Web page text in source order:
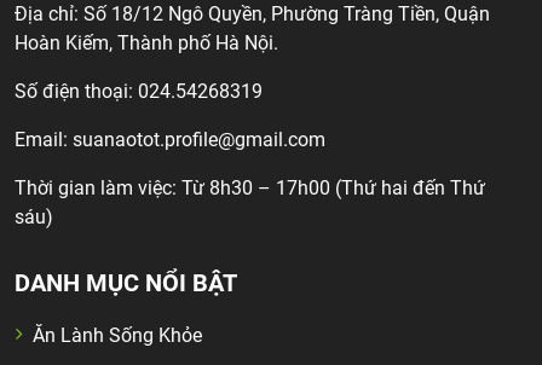
Địa chỉ: Số 18/12 Ngô Quyền, Phường Tràng Tiền, Quận
Hoàn Kiếm, Thành phố Hà Nội.
Số điện thoại: 024.54268319
Email: suanaotot.profile@gmail.com
Thời gian làm việc: Từ 8h30 – 17h00 (Thứ hai đến Thứ
sáu)
DANH MỤC NỔI BẬT
Ăn Lành Sống Khỏe